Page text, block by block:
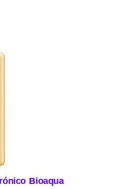
Bioaqua